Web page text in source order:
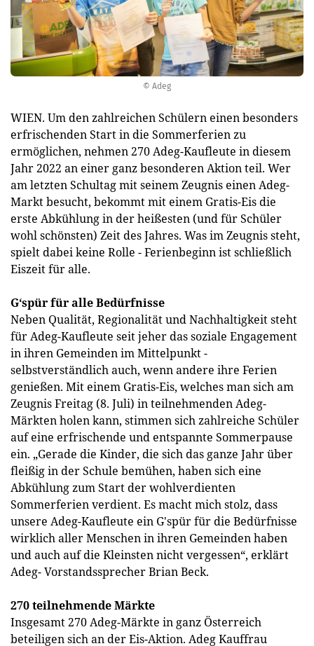
© Adeg
WIEN. Um den zahlreichen Schülern einen besonders
erfrischenden Start in die Sommerferien zu
ermöglichen, nehmen 270 Adeg-Kaufleute in diesem
Jahr 2022 an einer ganz besonderen Aktion teil. Wer
am letzten Schultag mit seinem Zeugnis einen Adeg-
Markt besucht, bekommt mit einem Gratis-Eis die
erste Abkühlung in der heißesten (und für Schüler
wohl schönsten) Zeit des Jahres. Was im Zeugnis steht,
spielt dabei keine Rolle - Ferienbeginn ist schließlich
Eiszeit für alle.
G‘spür für alle Bedürfnisse
Neben Qualität, Regionalität und Nachhaltigkeit steht
für Adeg-Kaufleute seit jeher das soziale Engagement
in ihren Gemeinden im Mittelpunkt -
selbstverständlich auch, wenn andere ihre Ferien
genießen. Mit einem Gratis-Eis, welches man sich am
Zeugnis Freitag (8. Juli) in teilnehmenden Adeg-
Märkten holen kann, stimmen sich zahlreiche Schüler
auf eine erfrischende und entspannte Sommerpause
ein. „Gerade die Kinder, die sich das ganze Jahr über
fleißig in der Schule bemühen, haben sich eine
Abkühlung zum Start der wohlverdienten
Sommerferien verdient. Es macht mich stolz, dass
unsere Adeg-Kaufleute ein G'spür für die Bedürfnisse
wirklich aller Menschen in ihren Gemeinden haben
und auch auf die Kleinsten nicht vergessen“, erklärt
Adeg- Vorstandssprecher Brian Beck.
270 teilnehmende Märkte
Insgesamt 270 Adeg-Märkte in ganz Österreich
beteiligen sich an der Eis-Aktion. Adeg Kauffrau